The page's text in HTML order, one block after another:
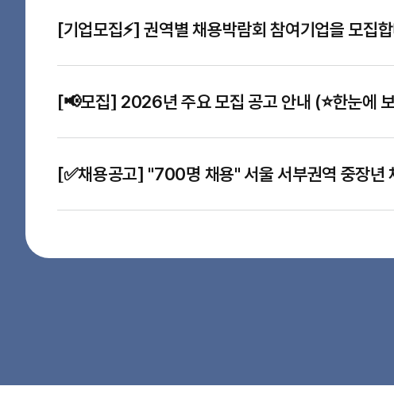
[📢모집] 2026년 주요 모집 공고 안내 (⭐한눈에